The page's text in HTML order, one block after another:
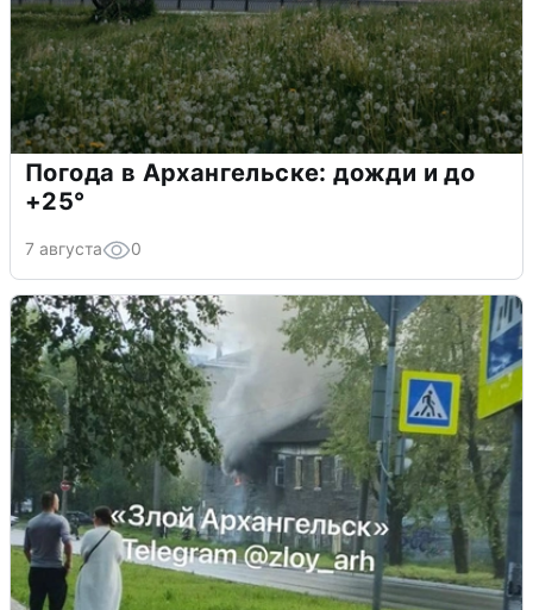
Погода в Архангельске: дожди и до
+25°
7 августа 0